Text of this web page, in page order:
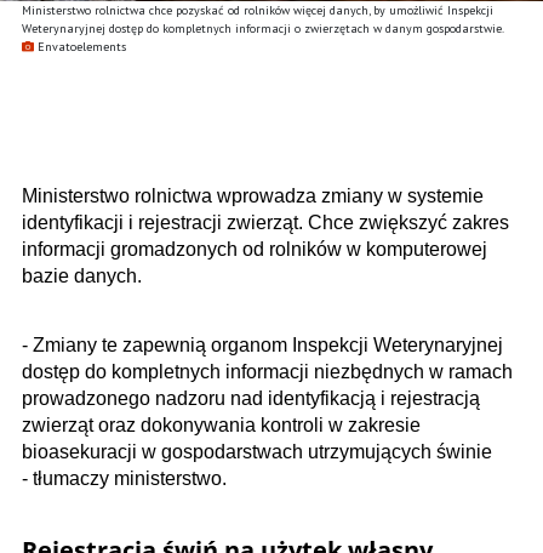
Ministerstwo rolnictwa chce pozyskać od rolników więcej danych, by umożliwić Inspekcji
Weterynaryjnej dostęp do kompletnych informacji o zwierzętach w danym gospodarstwie.
Envatoelements
Ministerstwo rolnictwa wprowadza zmiany w systemie
identyfikacji i rejestracji zwierząt. Chce zwiększyć zakres
informacji gromadzonych od rolników w komputerowej
bazie danych.
- Zmiany te zapewnią organom Inspekcji Weterynaryjnej
dostęp do kompletnych informacji niezbędnych w ramach
prowadzonego nadzoru nad identyfikacją i rejestracją
zwierząt oraz dokonywania kontroli w zakresie
bioasekuracji w gospodarstwach utrzymujących świnie
- tłumaczy ministerstwo.